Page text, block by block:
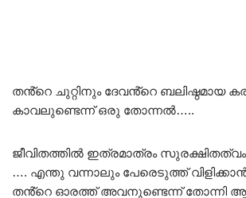
തൻ്റെ ചുറ്റിനും ദേവൻ്റെ ബലിഷ്ഠമായ
കാവലുണ്ടെന്ന് ഒരു തോന്നൽ…..
ജീവിതത്തിൽ ഇത്രമാത്രം സുരക്ഷിതത്വം
…. എന്തു വന്നാലും പേരെടുത്ത്
തൻ്റെ ഓരത്ത് അവനുണ്ടെന്ന് തോന്നി